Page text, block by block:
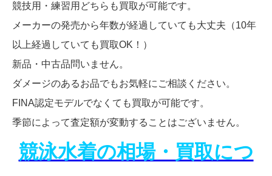
競技用・練習用どちらも買取が可能です。
メーカーの発売から年数が経過していても大丈夫（10年
以上経過していても買取OK！）
新品・中古品問いません。
ダメージのあるお品でもお気軽にご相談ください。
FINA認定モデルでなくても買取が可能です。
季節によって査定額が変動することはございません。
競泳水着の相場・買取につ